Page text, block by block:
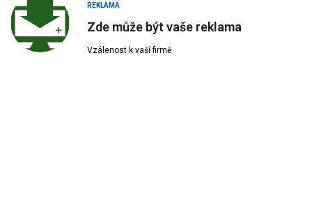
REKLAMA
Zde může být vaše reklama
Vzálenost k vaší firmě